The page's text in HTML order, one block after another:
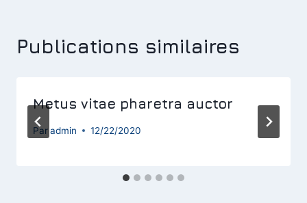
Publications similaires
Metus vitae pharetra auctor
Paradmin 12/22/2020